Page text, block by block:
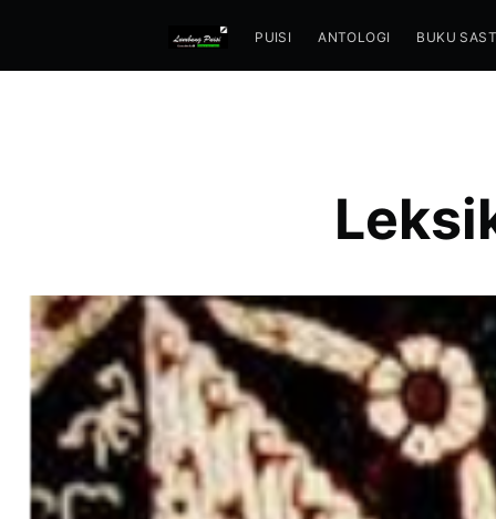
PUISI ANTOLOGI BUKU